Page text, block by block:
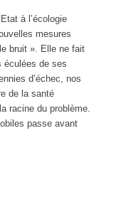
à l’écologie
mesures
bruit ». Elle ne fait
éculées de ses
d’échec, nos
de la santé
racine du problème.
passe avant